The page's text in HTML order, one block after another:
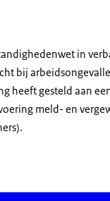
in
bij
heeft gesteld aan
meld- en